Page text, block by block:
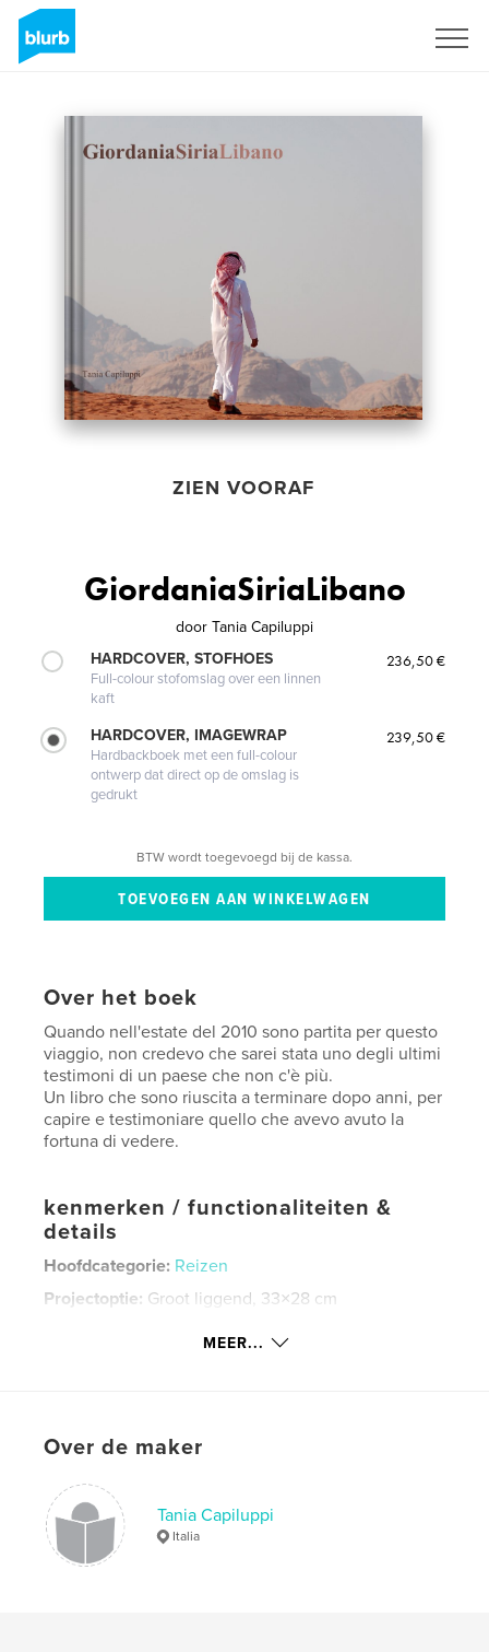
ZIEN VOORAF
GiordaniaSiriaLibano
door Tania Capiluppi
HARDCOVER, STOFHOES
Full-colour stofomslag over een linnen
kaft
236,50 €
HARDCOVER, IMAGEWRAP
Hardbackboek met een full-colour
ontwerp dat direct op de omslag is
gedrukt
239,50 €
BTW wordt toegevoegd bij de kassa.
Over het boek
Quando nell'estate del 2010 sono partita per questo
viaggio, non credevo che sarei stata uno degli ultimi
testimoni di un paese che non c'è più.
Un libro che sono riuscita a terminare dopo anni, per
capire e testimoniare quello che avevo avuto la
fortuna di vedere.
kenmerken / functionaliteiten &
details
Hoofdcategorie: Reizen
Projectoptie: Groot liggend, 33×28 cm
jul 23, 2022
Petra , Giordania
Jordan
MEER...
Over de maker
Tania Capiluppi
Italia